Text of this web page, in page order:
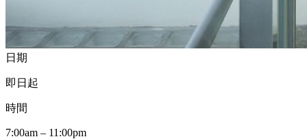
日期
即日起
時間
7:00am – 11:00pm